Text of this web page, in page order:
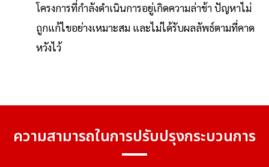
โครงการที่กำลังดำเนินการอยู่เกิดความล่าช้า ปัญหาไม่
ถูกแก้ไขอย่างเหมาะสม และไม่ได้รับผลลัพธ์ตามที่คาด
หวังไว้
ความสามารถในการปรับปรุงกระบวนการ